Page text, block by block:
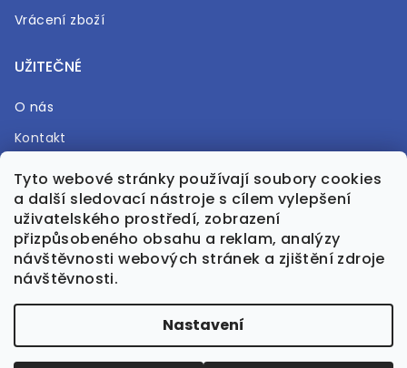
Tyto webové stránky používají soubory cookies
a další sledovací nástroje s cílem vylepšení
uživatelského prostředí, zobrazení
přizpůsobeného obsahu a reklam, analýzy
návštěvnosti webových stránek a zjištění zdroje
návštěvnosti.
Nastavení
Vrácení zboží
UŽITEČNÉ
O nás
Kontakt
Časté otázky
Prodejna
Upravila GreenPanda.cz